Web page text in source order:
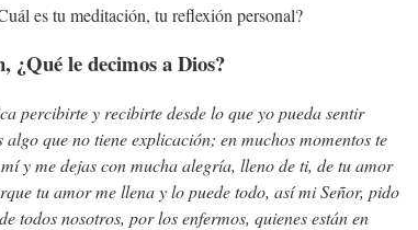
es tu meditación, tu reflexión personal?
¿Qué le decimos a Dios?
percibirte y recibirte desde lo que yo pueda sentir
que no tiene explicación; en muchos momentos te
y me dejas con mucha alegría, lleno de ti, de tu amor
tu amor me llena y lo puede todo, así mi Señor, pido
todos nosotros, por los enfermos, quienes están en